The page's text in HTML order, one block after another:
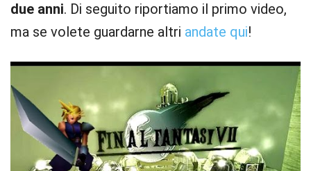
due anni. Di seguito riportiamo il primo video,
ma se volete guardarne altri andate qui!